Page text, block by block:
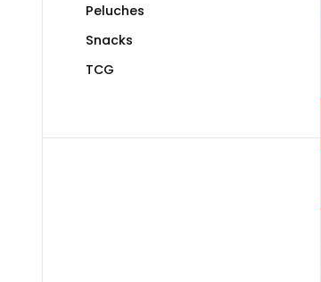
Peluches
Snacks
TCG